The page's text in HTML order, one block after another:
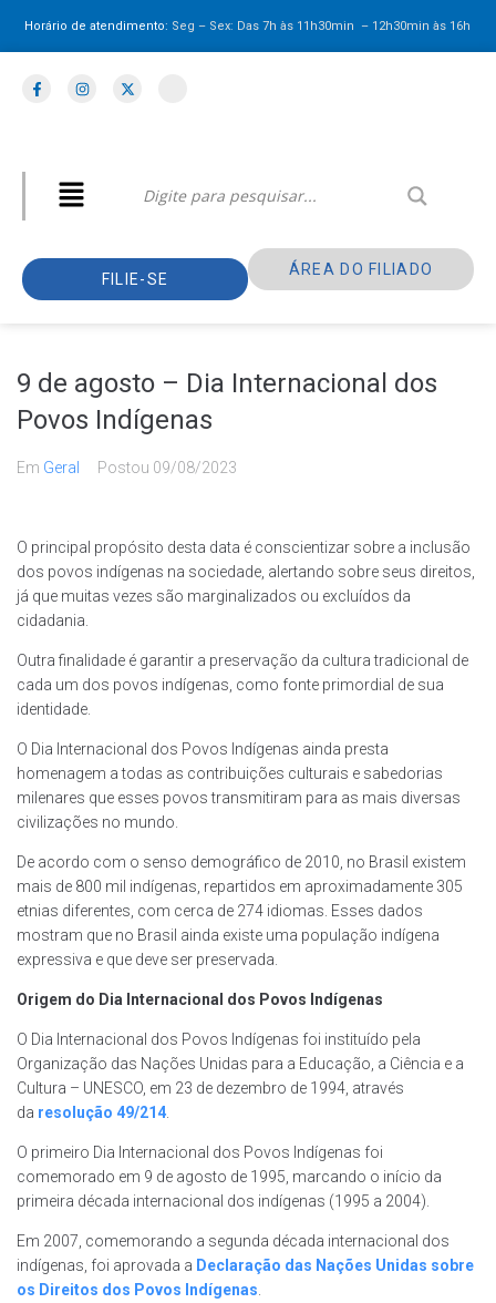
Horário de atendimento: Seg – Sex: Das 7h às 11h30min – 12h30minàs 16h
FILIE-SE
ÁREA DO FILIADO
9 de agosto – Dia Internacional dos
Povos Indígenas
Em Geral Postou 09/08/2023
O principal propósito desta data é conscientizar sobre a inclusão
dos povos indígenas na sociedade, alertando sobre seus direitos,
já que muitas vezes são marginalizados ou excluídos da
cidadania.
Outra finalidade é garantir a preservação da cultura tradicional de
cada um dos povos indígenas, como fonte primordial de sua
identidade.
O Dia Internacional dos Povos Indígenas ainda presta
homenagem a todas as contribuições culturais e sabedorias
milenares que esses povos transmitiram para as mais diversas
civilizações no mundo.
De acordo com o senso demográfico de 2010, no Brasil existem
mais de 800 mil indígenas, repartidos em aproximadamente 305
etnias diferentes, com cerca de 274 idiomas. Esses dados
mostram que no Brasil ainda existe uma população indígena
expressiva e que deve ser preservada.
Origem do Dia Internacional dos Povos Indígenas
O Dia Internacional dos Povos Indígenas foi instituído pela
Organização das Nações Unidas para a Educação, a Ciência e a
Cultura – UNESCO, em 23 de dezembro de 1994, através
da resolução 49/214.
O primeiro Dia Internacional dos Povos Indígenas foi
comemorado em 9 de agosto de 1995, marcando o início da
primeira década internacional dos indígenas (1995 a 2004).
Em 2007, comemorando a segunda década internacional dos
indígenas, foi aprovada a Declaração das Nações Unidas sobre
os Direitos dos Povos Indígenas.